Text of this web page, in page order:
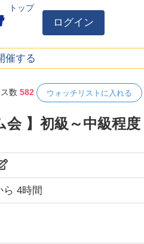
トップ
ログイン
催する
ス数582 ウォッチリストに入れる
会 】初級～中級程
ら4時間